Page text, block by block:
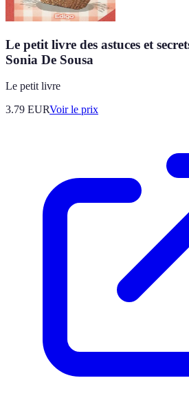
Le petit livre des astuces et
Sonia De Sousa
Le petit livre
3.79 EURVoir le prix